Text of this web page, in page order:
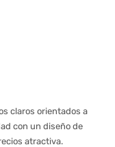
claros orientados a
con un diseño de
atractiva.